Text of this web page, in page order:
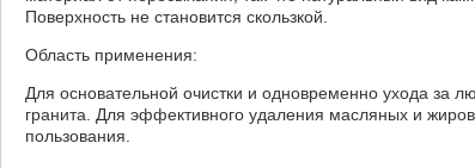
Поверхность не становится скользкой.
Область применения:
Для основательной очистки и одновременно ухода за
гранита. Для эффективного удаления масляных и
пользования.